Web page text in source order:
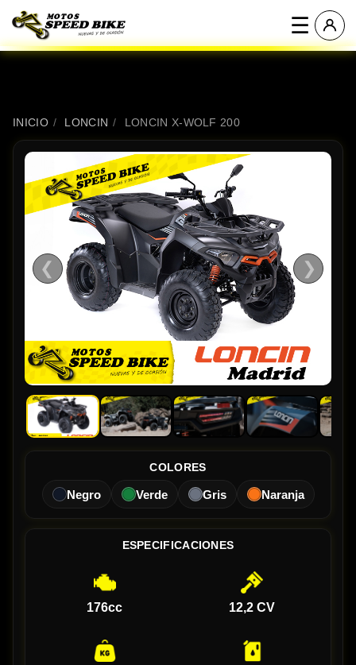
☰
INICIO / LONCIN / LONCIN X-WOLF 200
❮ ❯
COLORES
Negro Verde Gris Naranja
ESPECIFICACIONES
176cc 12,2 CV